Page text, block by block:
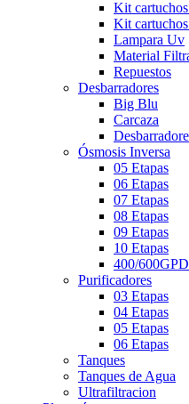
Kit
Kit
Lampara Uv
Material
Repuestos
Desbarradores
Big Blu
Carcaza
Ósmosis Inversa
05 Etapas
06 Etapas
07 Etapas
08 Etapas
09 Etapas
10 Etapas
400/
Purificadores
03 Etapas
04 Etapas
05 Etapas
06 Etapas
Tanques
Tanques de Agua
Ultrafiltracion